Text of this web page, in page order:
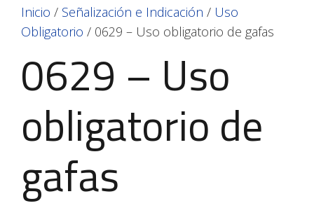
Inicio / Señalización e Indicación / Uso
Obligatorio / 0629 – Uso obligatorio de gafas
0629 – Uso
obligatorio de
gafas